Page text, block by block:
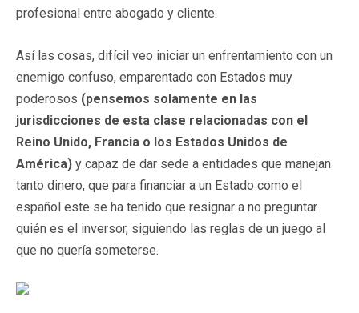
profesional entre abogado y cliente.
Así las cosas, difícil veo iniciar un enfrentamiento con un
enemigo confuso, emparentado con Estados muy
poderosos (pensemos solamente en las
jurisdicciones de esta clase relacionadas con el
Reino Unido, Francia o los Estados Unidos de
América) y capaz de dar sede a entidades que manejan
tanto dinero, que para financiar a un Estado como el
español este se ha tenido que resignar a no preguntar
quién es el inversor, siguiendo las reglas de un juego al
que no quería someterse.